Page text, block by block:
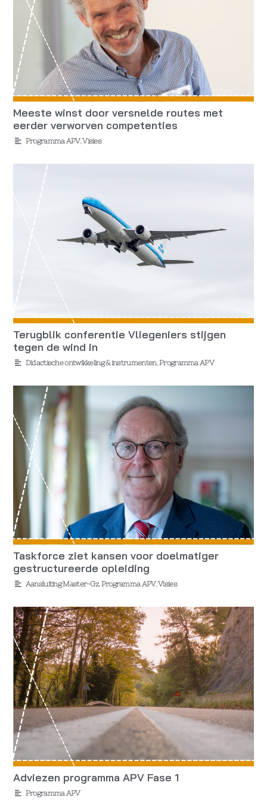
Meeste winst door versnelde routes met
eerder verworven competenties
Programma APV,Visies
Terugblik conferentie Vliegeniers stijgen
tegen de wind in
Didactische ontwikkeling & instrumenten,Programma APV
Taskforce ziet kansen voor doelmatiger
gestructureerde opleiding
Aansluiting Master-Gz,Programma APV,Visies
Adviezen programma APV Fase 1
Programma APV